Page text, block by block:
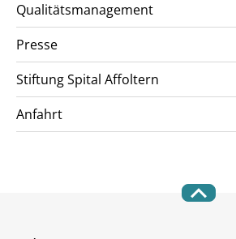
Qualitätsmanagement
Presse
Stiftung Spital Affoltern
Anfahrt